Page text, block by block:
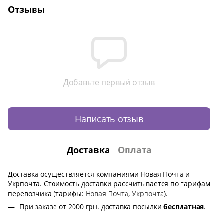
Отзывы
Добавьте первый отзыв
Написать отзыв
Доставка Оплата
Доставка осуществляется компаниями Новая Почта и
Укрпочта. Стоимость доставки рассчитывается по тарифам
перевозчика (тарифы: Новая Почта, Укрпочта).
При заказе от 2000 грн. доставка посылки бесплатная.